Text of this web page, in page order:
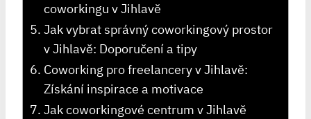
coworkingu v Jihlavě
Jak vybrat správný coworkingový prostor
v Jihlavě: Doporučení a tipy
Coworking pro freelancery v Jihlavě:
Získání inspirace a motivace
Jak coworkingové centrum v Jihlavě